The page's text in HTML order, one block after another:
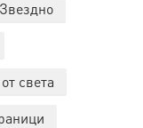
Звездно
света